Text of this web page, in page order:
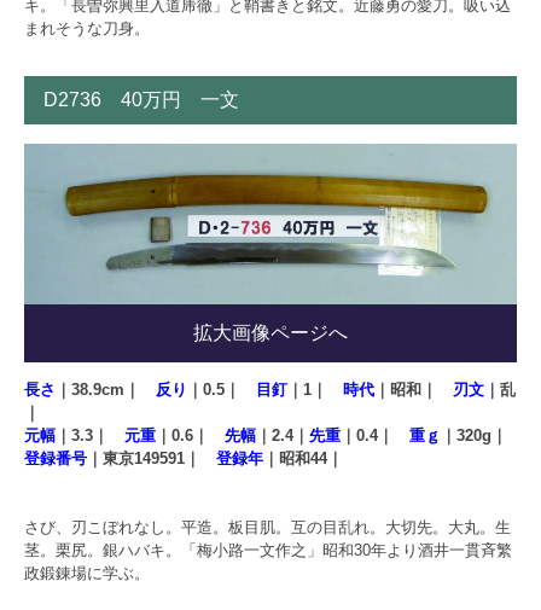
キ。「長曽弥興里入道乕徹」と鞘書きと銘文。近藤勇の愛刀。吸い込
まれそうな刀身。
D2736 40万円 一文
拡大画像ページへ
長さ ｜38.9cm｜ 反り ｜0.5｜ 目釘 ｜1｜ 時代 ｜昭和｜ 刃文 ｜乱
元幅 ｜3.3｜ 元重 ｜0.6｜ 先幅 ｜2.4｜ 先重 ｜0.4｜ 重ｇ
｜320g｜
登録番号 ｜東京149591｜ 登録年 ｜昭和44｜
さび、刃こぼれなし。平造。板目肌。互の目乱れ。大切先。大丸。生
茎。栗尻。銀ハバキ。「梅小路一文作之」昭和30年より酒井一貫斉繁
政鍛錬場に学ぶ。